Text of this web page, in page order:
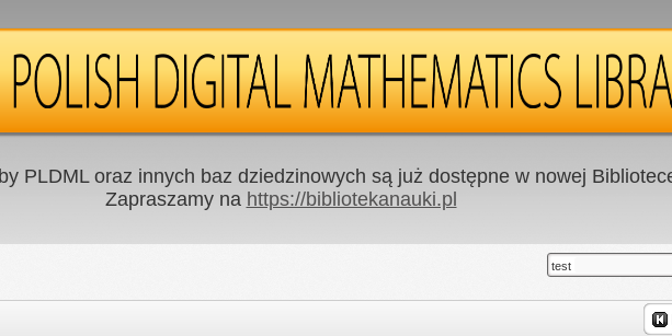
PLDML oraz innych baz dziedzinowych są już dostępne w nowej
Zapraszamy na https://bibliotekanauki.pl
test